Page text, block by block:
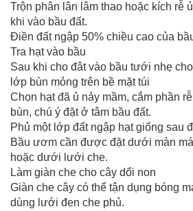
Trộn phân lân lâm thao hoặc kích rễ
khi vào bầu đất.
Điền đất ngập 50% chiều cao của
Tra hạt vào bầu
Sau khi cho đât vào bầu tưới nhẹ
lớp bùn mỏng trên bề mặt túi
Chọn hạt đã ủ nảy mầm, cắm phần
bùn, chú ý đặt ở tâm bầu đất.
Phủ một lớp đất ngập hạt giống sau
Bầu ươm cần được đặt dưới màn
hoặc dưới lưới che.
Làm giàn che cho cây dổi non
Giàn che cây có thể tận dụng bóng
dùng lưới đen che phủ.